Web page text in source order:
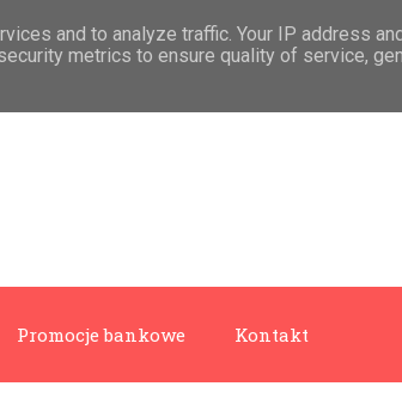
Promocje bankowe Kontakt
and to analyze traffic. Your IP address
metrics to ensure quality of service,